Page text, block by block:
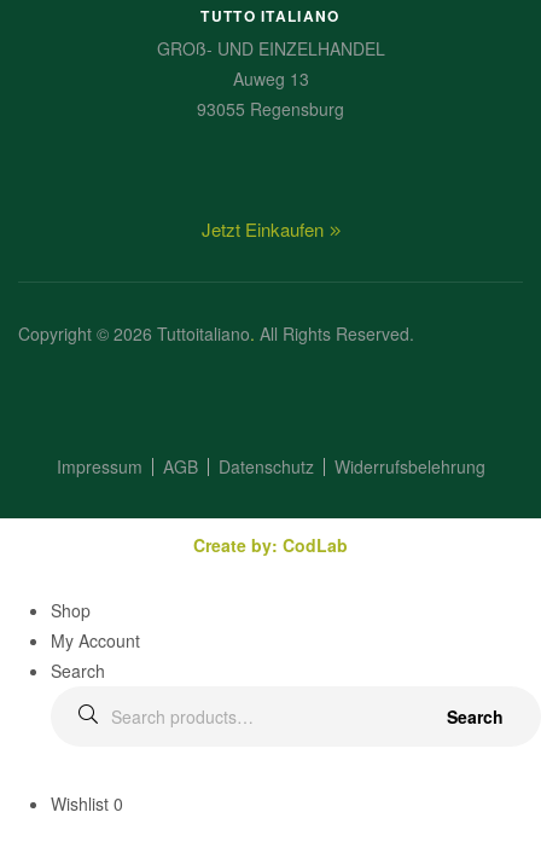
TUTTO ITALIANO
GROß- UND EINZELHANDEL
Auweg 13
93055 Regensburg
Jetzt Einkaufen
Copyright © 2026 Tuttoitaliano. All Rights Reserved.
Impressum AGB Datenschutz Widerrufsbelehrung
Create by: CodLab
Shop
My Account
Search
Search
Wishlist 0